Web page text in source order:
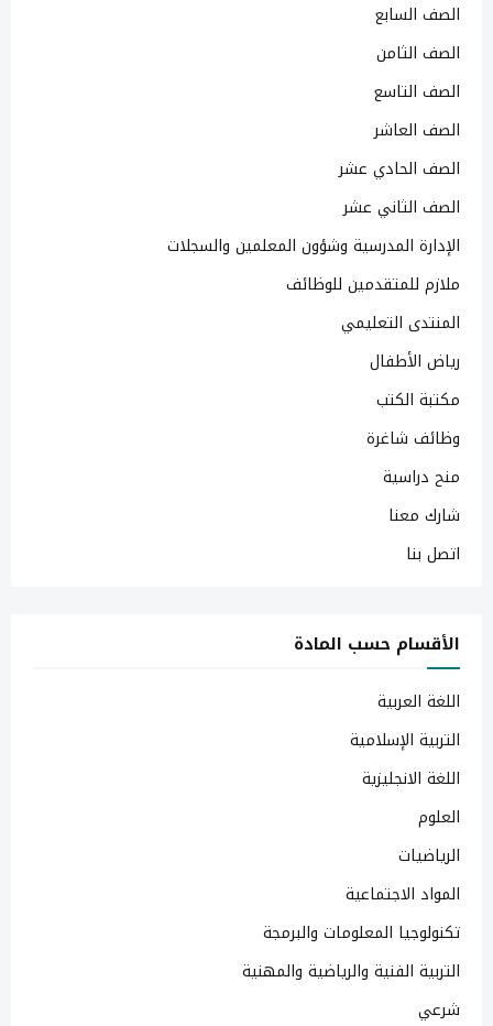
الصف السابع
الصف الثامن
الصف التاسع
الصف العاشر
الصف الحادي عشر
الصف الثاني عشر
الإدارة المدرسية وشؤون المعلمين والسجلات
ملازم للمتقدمين للوظائف
المنتدى التعليمي
رياض الأطفال
مكتبة الكتب
وظائف شاغرة
منح دراسية
شارك معنا
اتصل بنا
الأقسام حسب المادة
اللغة العربية
التربية الإسلامية
اللغة الانجليزية
العلوم
الرياضيات
المواد الاجتماعية
تكنولوجيا المعلومات والبرمجة
التربية الفنية والرياضية والمهنية
شرعي